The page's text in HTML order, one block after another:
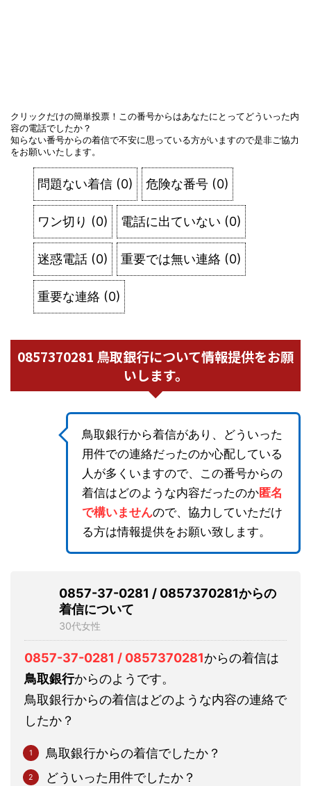
クリックだけの簡単投票！この番号からはあなたにとってどういった内
容の電話でしたか？
知らない番号からの着信で不安に思っている方がいますので是非ご協力
をお願いいたします。
問題ない着信 (0) 危険な番号 (0)
ワン切り (0) 電話に出ていない (0)
迷惑電話 (0) 重要では無い連絡 (0)
重要な連絡 (0)
0857370281 鳥取銀行について情報提供をお願
いします。
鳥取銀行から着信があり、どういった
用件での連絡だったのか心配している
人が多くいますので、この番号からの
着信はどのような内容だったのか匿名
で構いませんので、協力していただけ
る方は情報提供をお願い致します。
0857-37-0281 / 0857370281からの
着信について
30代女性
0857-37-0281 / 0857370281からの着信は
鳥取銀行からのようです。
鳥取銀行からの着信はどのような内容の連絡で
したか？
鳥取銀行からの着信でしたか？
どういった用件でしたか？